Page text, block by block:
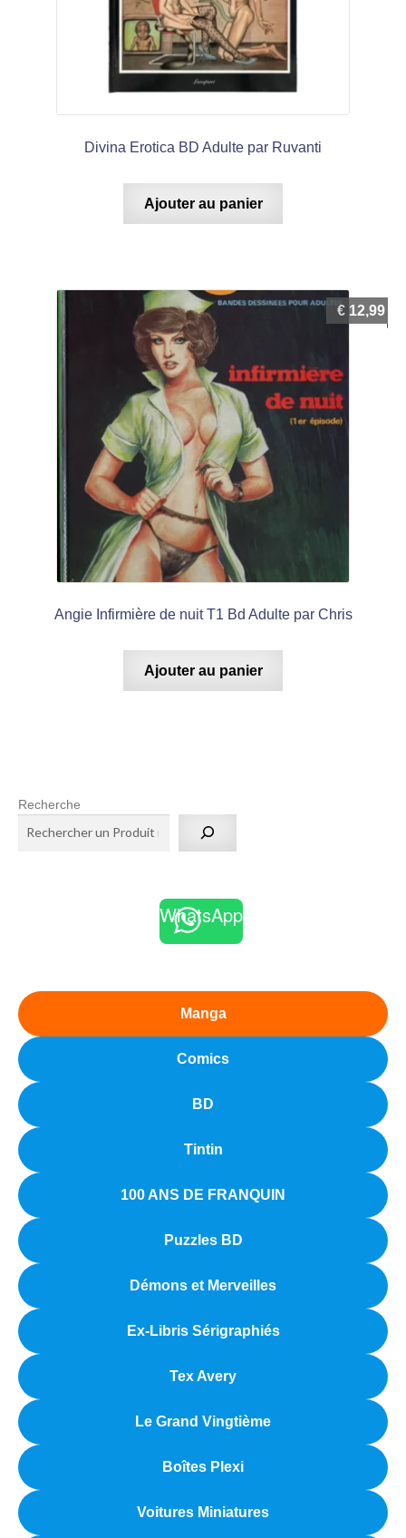
Divina Erotica BD Adulte par Ruvanti
Ajouter au panier
Angie Infirmière de nuit T1 Bd Adulte par Chris
€ 12,99
Ajouter au panier
Recherche
WhatsApp
Manga
Comics
BD
Tintin
100 ANS DE FRANQUIN
Puzzles BD
Démons et Merveilles
Ex-Libris Sérigraphiés
Tex Avery
Le Grand Vingtième
Boîtes Plexi
Voitures Miniatures